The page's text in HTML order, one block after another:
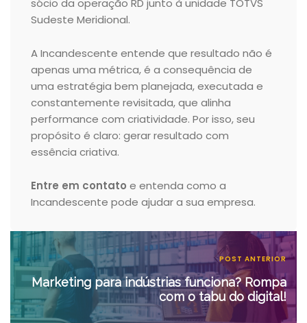
sócio da operação RD junto à unidade TOTVS
Sudeste Meridional.
A Incandescente entende que resultado não é
apenas uma métrica, é a consequência de
uma estratégia bem planejada, executada e
constantemente revisitada, que alinha
performance com criatividade. Por isso, seu
propósito é claro: gerar resultado com
essência criativa.
Entre em contato e entenda como a
Incandescente pode ajudar a sua empresa.
POST ANTERIOR
Marketing para indústrias funciona? Rompa
com o tabu do digital!